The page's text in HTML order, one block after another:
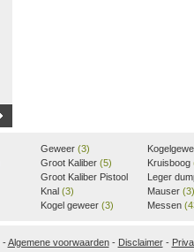
Geweer (3)
Groot Kaliber (5)
Groot Kaliber Pistool
(3)
Knal (3)
Kogel geweer (3)
Kruisboog
Leger
Mauser (3)
Messen
-Algemene voorwaarden- Disclaimer-